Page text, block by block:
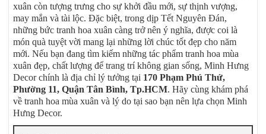
xuân còn tượng trưng cho sự khởi đầu mới, sự thịnh vượng,
may mắn và tài lộc. Đặc biệt, trong dịp Tết Nguyên Đán,
những bức tranh hoa xuân càng trở nên ý nghĩa, được coi là
món quà tuyệt vời mang lại những lời chúc tốt đẹp cho năm
mới. Nếu bạn đang tìm kiếm những tác phẩm tranh hoa mùa
xuân đẹp, chất lượng để trang trí không gian sống, Minh Hưng
Decor chính là địa chỉ lý tưởng tại 170 Phạm Phú Thứ,
Phường 11, Quận Tân Bình, Tp.HCM. Hãy cùng khám phá
về tranh hoa mùa xuân và lý do tại sao bạn nên lựa chọn Minh
Hưng Decor.